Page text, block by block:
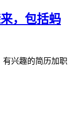
，包括蚂
有兴趣的简历加职